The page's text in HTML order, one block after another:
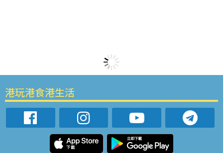
港玩港食港生活